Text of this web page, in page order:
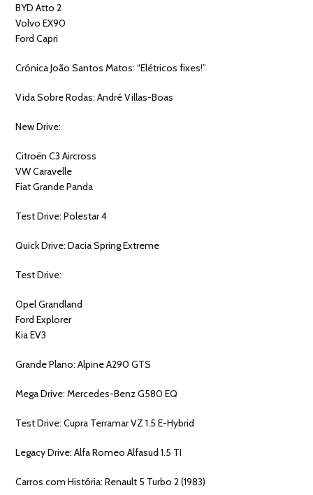
BYD Atto 2
Volvo EX90
Ford Capri
Crónica João Santos Matos: “Elétricos fixes!”
Vida Sobre Rodas: André Villas-Boas
New Drive:
Citroën C3 Aircross
VW Caravelle
Fiat Grande Panda
Test Drive: Polestar 4
Quick Drive: Dacia Spring Extreme
Test Drive:
Opel Grandland
Ford Explorer
Kia EV3
Grande Plano: Alpine A290 GTS
Mega Drive: Mercedes-Benz G580 EQ
Test Drive: Cupra Terramar VZ 1.5 E-Hybrid
Legacy Drive: Alfa Romeo Alfasud 1.5 TI
Carros com História: Renault 5 Turbo 2 (1983)